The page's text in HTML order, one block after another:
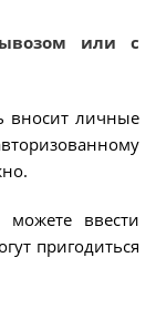
или с
вносит личные
ввести
пригодиться